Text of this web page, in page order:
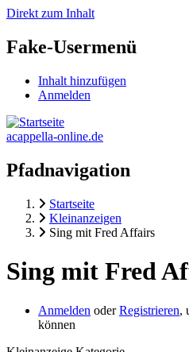
Direkt zum Inhalt
Fake-Usermenü
Inhalt hinzufügen
Anmelden
acappella-online.de
Pfadnavigation
Startseite
Kleinanzeigen
Sing mit Fred Affairs
Sing mit Fred
Anmelden oderRegistrieren,
können